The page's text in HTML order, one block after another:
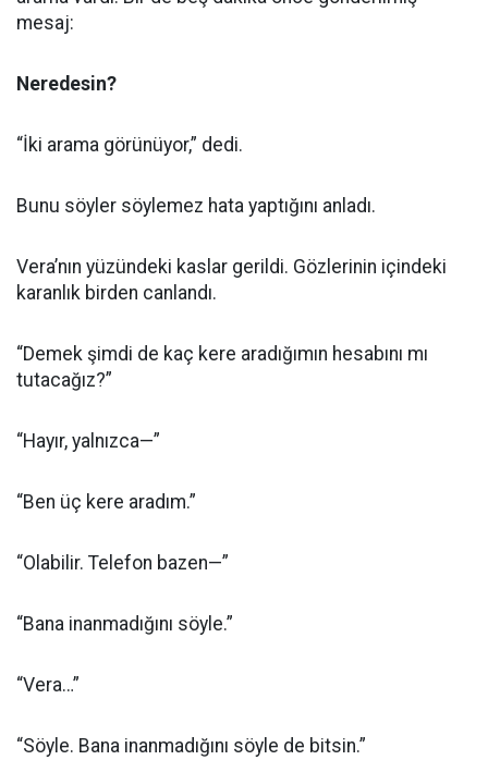
mesaj:
Neredesin?
“İki arama görünüyor,” dedi.
Bunu söyler söylemez hata yaptığını anladı.
Vera’nın yüzündeki kaslar gerildi. Gözlerinin içindeki
karanlık birden canlandı.
“Demek şimdi de kaç kere aradığımın hesabını mı
tutacağız?”
“Hayır, yalnızca—”
“Ben üç kere aradım.”
“Olabilir. Telefon bazen—”
“Bana inanmadığını söyle.”
“Vera…”
“Söyle. Bana inanmadığını söyle de bitsin.”